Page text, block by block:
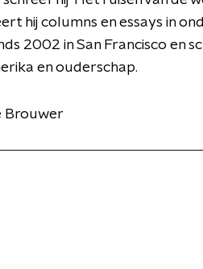
hij columns en essays in
2002 in San Francisco en
en ouderschap.
Brouwer